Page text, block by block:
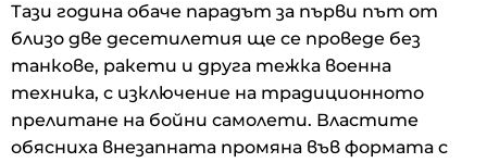
Тази година обаче парадът за първи път от
близо две десетилетия ще се проведе без
танкове, ракети и друга тежка военна
техника, с изключение на традиционното
прелитане на бойни самолети. Властите
обясниха внезапната промяна във формата с